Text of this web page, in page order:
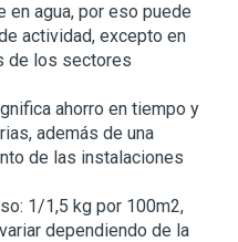
agua, por eso puede
actividad, excepto en
de los sectores
ahorro en tiempo y
además de una
de las instalaciones
1/1,5 kg por 100m2,
dependiendo de la